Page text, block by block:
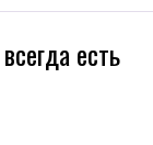
есть